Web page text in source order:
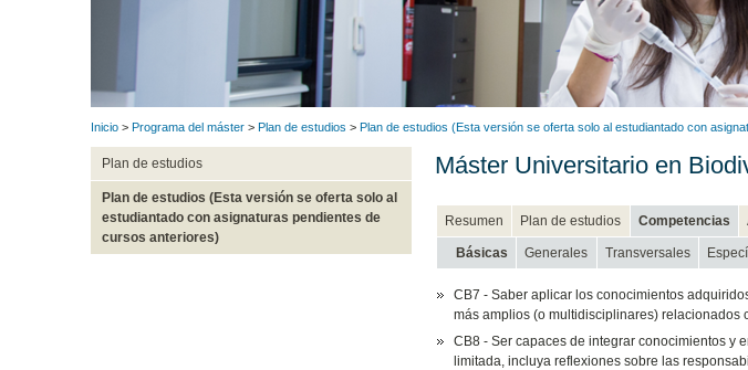
Inicio > Programa del máster > Plan de estudios > Plan de estudios (Esta versión se oferta solo al estudiantado con
Plan de estudios
Plan de estudios (Esta versión se oferta solo al
estudiantado con asignaturas pendientes de
cursos anteriores)
Máster Universitario en
Resumen Plan de estudios Competencias
Básicas Generales Transversales
CB7 - Saber aplicar los conocimientos
más amplios (o multidisciplinares) relacionados
CB8 - Ser capaces de integrar conocimientos y
limitada, incluya reflexiones sobre las